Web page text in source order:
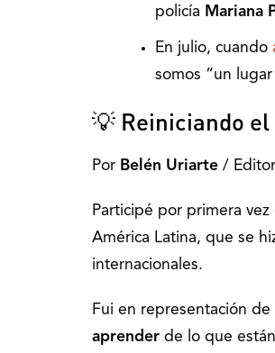
policía Mariana
En julio, cuando
somos “un
💡 Reiniciando
Por Belén Uriarte /
Participé por primera vez
América Latina, que se
internacionales.
Fui en representación de
aprender de lo que